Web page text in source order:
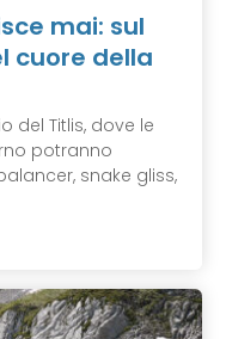
mai: sul
cuore della
del Titlis, dove le
potranno
snake gliss,